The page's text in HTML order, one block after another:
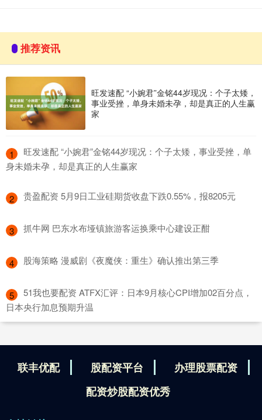
推荐资讯
旺发速配 “小婉君”金铭44岁现况：个子太矮，
事业受挫，单身未婚未孕，却是真正的人生赢
家
1
​旺发速配 “小婉君”金铭44岁现况：个子太矮，事业受挫，单
身未婚未孕，却是真正的人生赢家
2 ​贵盈配资 5月9日工业硅期货收盘下跌0.55%，报8205元
3 ​抓牛网 巴东水布垭镇旅游客运换乘中心建设正酣
4 ​股海策略 漫威剧《夜魔侠：重生》确认推出第三季
5
​51我也要配资 ATFX汇评：日本9月核心CPI增加02百分点，
日本央行加息预期升温
联丰优配 股配资平台
办理股票配资
配资炒股配资优秀